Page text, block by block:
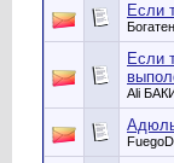
Если
Если
Ali